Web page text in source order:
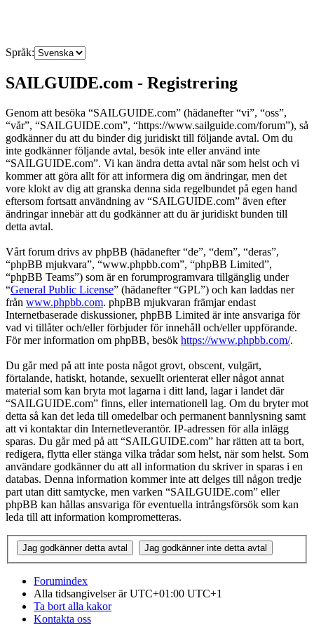
Språk:
SAILGUIDE.com - Registrering
Genom att besöka “SAILGUIDE.com” (hädanefter “vi”, “oss”,
“vår”, “SAILGUIDE.com”, “https://www.sailguide.com/forum”), så
godkänner du att du binder dig juridiskt till följande avtal. Om du
inte godkänner följande avtal, besök inte eller använd inte
“SAILGUIDE.com”. Vi kan ändra detta avtal när som helst och vi
kommer att göra allt för att informera dig om ändringar, men det
vore klokt av dig att granska denna sida regelbundet på egen hand
eftersom fortsatt användning av “SAILGUIDE.com” även efter
ändringar innebär att du godkänner att du är juridiskt bunden till
detta avtal.
Vårt forum drivs av phpBB (hädanefter “de”, “dem”, “deras”,
“phpBB mjukvara”, “www.phpbb.com”, “phpBB Limited”,
“phpBB Teams”) som är en forumprogramvara tillgänglig under
“General Public License” (hädanefter “GPL”) och kan laddas ner
från www.phpbb.com. phpBB mjukvaran främjar endast
Internetbaserade diskussioner, phpBB Limited är inte ansvariga för
vad vi tillåter och/eller förbjuder för innehåll och/eller uppförande.
För mer information om phpBB, besök https://www.phpbb.com/.
Du går med på att inte posta något grovt, obscent, vulgärt,
förtalande, hatiskt, hotande, sexuellt orienterat eller något annat
material som kan bryta mot lagarna i ditt land, lagar i landet där
“SAILGUIDE.com” finns, eller internationell lag. Om du bryter mot
detta så kan det leda till omedelbar och permanent bannlysning samt
att vi kontaktar din Internetleverantör. IP-adressen för alla inlägg
sparas. Du går med på att “SAILGUIDE.com” har rätten att ta bort,
redigera, flytta eller stänga vilka trådar som helst, när som helst. Som
användare godkänner du att all information du skriver in sparas i en
databas. Denna information kommer inte att delges till någon tredje
part utan ditt samtycke, men varken “SAILGUIDE.com” eller
phpBB kan hållas ansvariga för eventuella intrångsförsök som kan
leda till att information komprometteras.
Forumindex
Alla tidsangivelser är UTC+01:00 UTC+1
Ta bort alla kakor
Kontakta oss